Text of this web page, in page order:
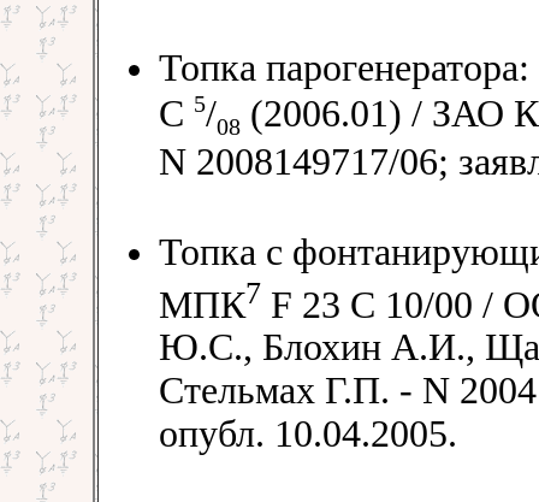
Топка
C 5/08 (2006.01) / ЗАО
N 2008149717/06;
Топка с
МПК7 F 23 C 10/00
Ю.С., Блохин А.И.,
Стельмах Г.П. - N
опубл. 10.04.2005.